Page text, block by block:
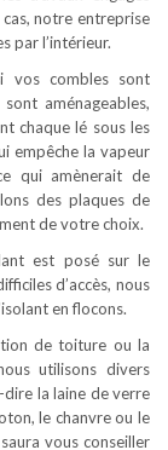
notre entreprise
par l’intérieur.
vos combles sont
aménageables,
chaque lé sous les
empêche la vapeur
qui amènerait de
des plaques de
de votre choix.
est posé sur le
d’accès, nous
en flocons.
de toiture ou la
utilisons divers
dire la laine de verre
le chanvre ou le
vous conseiller